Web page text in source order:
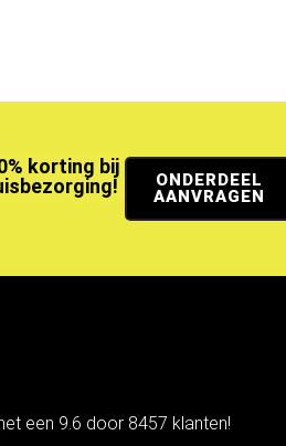
korting bij
ONDERDEEL
AANVRAGEN
een 9.6 door 8457 klanten!